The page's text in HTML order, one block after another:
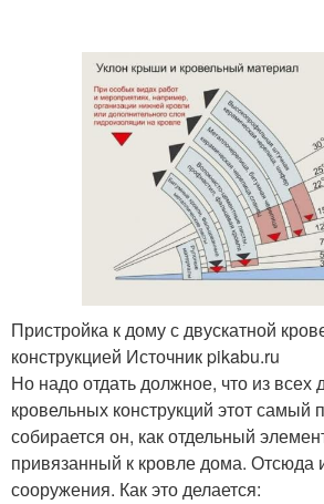
Пристройка к дому с двускатной
конструкцией Источник pikabu.ru
Но надо отдать должное, что из всех
кровельных конструкций этот самый
собирается он, как отдельный
привязанный к кровле дома. Отсюда
сооружения. Как это делается: